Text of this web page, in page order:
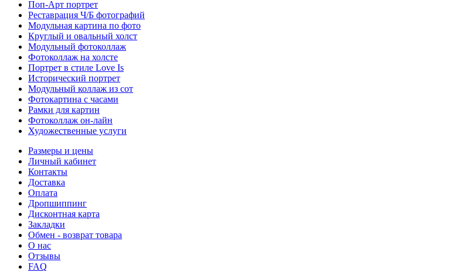
Поп-Арт портрет
Реставрация Ч/Б фотографий
Модульная картина по фото
Круглый и овальный холст
Модульный фотоколлаж
Фотоколлаж на холсте
Портрет в стиле Love Is
Исторический портрет
Модульный коллаж из сот
Фотокартина с часами
Рамки для картин
Фотоколлаж он-лайн
Художественные услуги
Размеры и цены
Личный кабинет
Контакты
Доставка
Оплата
Дропшиппинг
Дисконтная карта
Закладки
Обмен - возврат товара
О нас
Отзывы
FAQ